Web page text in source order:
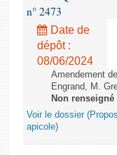
n° 2473
Date de
dépôt :
08/06/2024
Amendement
Engrand, M.
Non renseigné
Voir le dossier
apicole)